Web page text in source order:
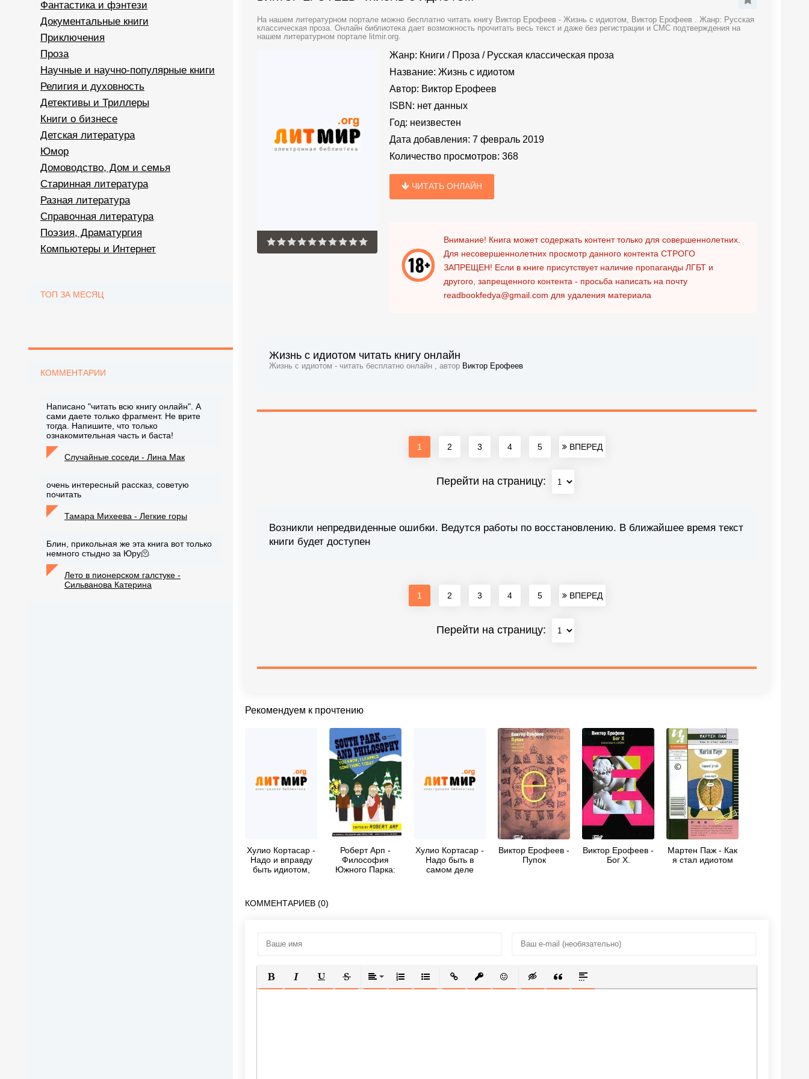
На нашем литературном портале можно бесплатно читать книгу Виктор Ерофеев - Жизнь с идиотом, Виктор Ерофеев . Жанр: Русская
классическая проза. Онлайн библиотека дает возможность прочитать весь текст и даже без регистрации и СМС подтверждения на
нашем литературном портале litmir.org.
Жанр: Книги / Проза / Русская классическая проза
Название: Жизнь с идиотом
Автор: Виктор Ерофеев
ISBN: нет данных
Год: неизвестен
Дата добавления: 7 февраль 2019
Количество просмотров: 368
ЧИТАТЬ ОНЛАЙН
Внимание! Книга может содержать контент только для совершеннолетних.
Для несовершеннолетних просмотр данного контента СТРОГО
ЗАПРЕЩЕН! Если в книге присутствует наличие пропаганды ЛГБТ и
другого, запрещенного контента - просьба написать на почту
readbookfedya@gmail.com для удаления материала
Жизнь с идиотом читать книгу онлайн
Жизнь с идиотом - читать бесплатно онлайн , автор Виктор Ерофеев
1 2 3 4 5 ВПЕРЕД
Перейти на страницу:
Возникли непредвиденные ошибки. Ведутся работы по восстановлению. В ближайшее время текст
книги будет доступен
1 2 3 4 5 ВПЕРЕД
Перейти на страницу:
Рекомендуем к прочтению
Хулио Кортасар -
Надо и вправду
быть идиотом,
Роберт Арп -
Философия
Южного Парка:
Хулио Кортасар -
Надо быть в
самом деле
Виктор Ерофеев -
Пупок
Виктор Ерофеев -
Бог X.
Мартен Паж - Как
я стал идиотом
КОММЕНТАРИЕВ (0)
ПОЛУЖИРНЫЙ
КУРСИВПОДЧЕРКНУТЫЙ
ЗАЧЕРКНУТЫЙВЫРАВНИВАНИЕ
НУМЕРОВАННЫЙ СПИСОК
МАРКИРОВАННЫЙ СПИСОК
ВСТАВИТЬ ССЫЛКУ
ВСТАВИТЬ ЗАЩИЩЕННУЮ ССЫЛКУ
ВСТАВИТЬ СМАЙЛИК
ВСТАВКА СКРЫТОГО ТЕКСТА
ВСТАВКА ЦИТАТЫ
ВСТАВКА СПОЙЛЕРА
Фантастика и фэнтези
Документальные книги
Приключения
Проза
Научные и научно-популярные книги
Религия и духовность
Детективы и Триллеры
Книги о бизнесе
Детская литература
Юмор
Домоводство, Дом и семья
Старинная литература
Разная литература
Справочная литература
Поэзия, Драматургия
Компьютеры и Интернет
ТОП ЗА МЕСЯЦ
КОММЕНТАРИИ
Написано "читать всю книгу онлайн". А
сами даете только фрагмент. Не врите
тогда. Напишите, что только
ознакомительная часть и баста!
Случайные соседи - Лина Мак
очень интересный рассказ, советую
почитать
Тамара Михеева - Легкие горы
Блин, прикольная же эта книга вот только
немного стыдно за Юру🫠
Лето в пионерском галстуке -
Сильванова Катерина